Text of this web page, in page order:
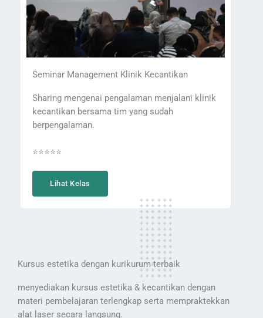
Seminar Management Klinik Kecantikan
Sharing mengenai pengalaman menjalani klinik
kecantikan bersama tim yang sudah
berpengalaman.
⭐⭐⭐⭐⭐
Lihat Kelas
Kursus estetika dengan kurikurum terbaik
menyediakan kursus estetika & kecantikan dengan
materi pembelajaran terlengkap serta mempraktekkan
alat laser secara langsung.